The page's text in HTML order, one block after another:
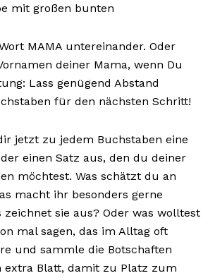
mit großen bunten
MAMA untereinander. Oder
deiner Mama, wenn Du
Lass genügend Abstand
für den nächsten Schritt!
jetzt zu jedem Buchstaben eine
einen Satz aus, den du deiner
möchtest. Was schätzt du an
macht ihr besonders gerne
zeichnet sie aus? Oder was wolltest
mal sagen, das im Alltag oft
und sammle die Botschaften
extra Blatt, damit zu Platz zum